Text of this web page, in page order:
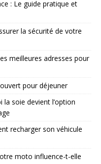
: Le guide pratique et
la sécurité de votre
meilleures adresses pour
pour déjeuner
soie devient l’option
recharger son véhicule
moto influence-t-elle